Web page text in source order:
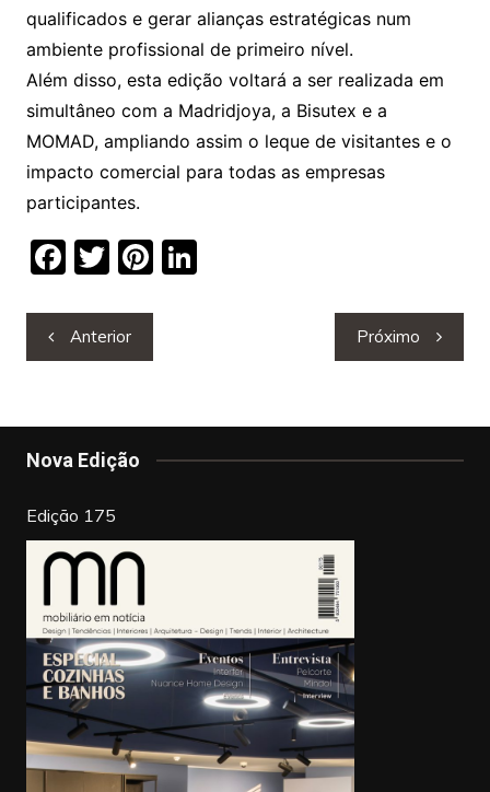
qualificados e gerar alianças estratégicas num
ambiente profissional de primeiro nível.
Além disso, esta edição voltará a ser realizada em
simultâneo com a Madridjoya, a Bisutex e a
MOMAD, ampliando assim o leque de visitantes e o
impacto comercial para todas as empresas
participantes.
F
c
e
o
o
k
T
itt
er
Pi
er
e
Li
n
Navegação
de
Anterior Próximo
Nova Edição
Edição 175